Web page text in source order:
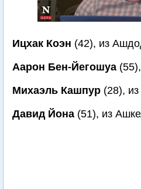
Ицхак Коэн (42), из
Аарон Бен-Йегошуа
Михаэль Кашпур (28),
Давид Йона (51), из